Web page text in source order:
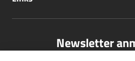
Newsletter